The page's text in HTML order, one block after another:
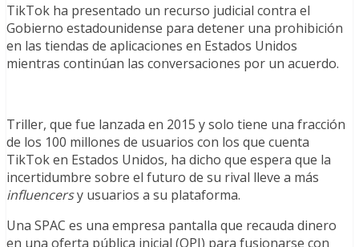
TikTok ha presentado un recurso judicial contra el
Gobierno estadounidense para detener una prohibición
en las tiendas de aplicaciones en Estados Unidos
mientras continúan las conversaciones por un acuerdo.
Triller, que fue lanzada en 2015 y solo tiene una fracción
de los 100 millones de usuarios con los que cuenta
TikTok en Estados Unidos, ha dicho que espera que la
incertidumbre sobre el futuro de su rival lleve a más
influencersy usuarios a su plataforma.
Una SPAC es una empresa pantalla que recauda dinero
en una oferta pública inicial (OPI) para fusionarse con